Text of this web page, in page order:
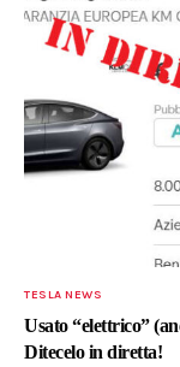
TESLA NEWS
Usato “elettrico”
Ditecelo in diretta!